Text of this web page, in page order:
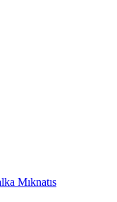
Mıknatıs